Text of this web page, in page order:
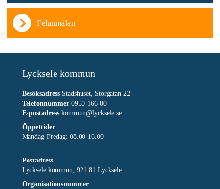
Felanmälan
Lycksele kommun
Besöksadress Stadshuset, Storgatan 22
Telefonnummer 0950-166 00
E-postadress kommun@lycksele.se
Öppettider
Måndag-Fredag: 08.00-16.00
Postadress
Lycksele kommun, 921 81 Lycksele
Organisationsnummer